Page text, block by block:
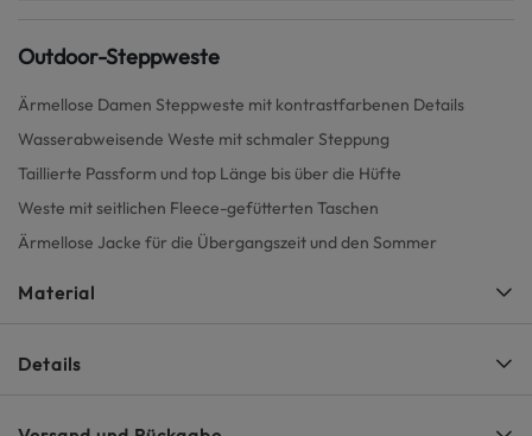
Outdoor-Steppweste
Ärmellose Damen Steppweste mit kontrastfarbenen Details
Wasserabweisende Weste mit schmaler Steppung
Taillierte Passform und top Länge bis über die Hüfte
Weste mit seitlichen Fleece-gefütterten Taschen
Ärmellose Jacke für die Übergangszeit und den Sommer
Material
Details